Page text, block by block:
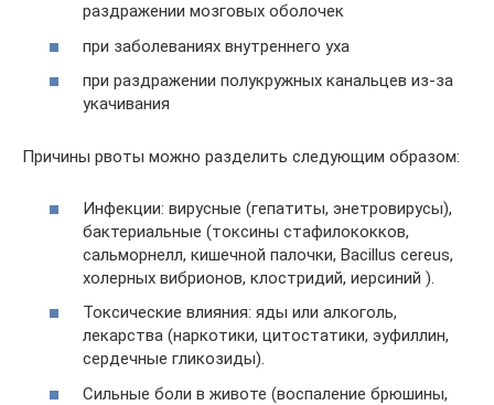
раздражении мозговых оболочек
при заболеваниях внутреннего уха
при раздражении полукружных канальцев из-за
укачивания
Причины рвоты можно разделить следующим образом:
Инфекции: вирусные (гепатиты, энетровирусы),
бактериальные (токсины стафилококков,
сальморнелл, кишечной палочки, Bacillus cereus,
холерных вибрионов, клостридий, иерсиний ).
Токсические влияния: яды или алкоголь,
лекарства (наркотики, цитостатики, эуфиллин,
сердечные гликозиды).
Сильные боли в животе (воспаление брюшины,